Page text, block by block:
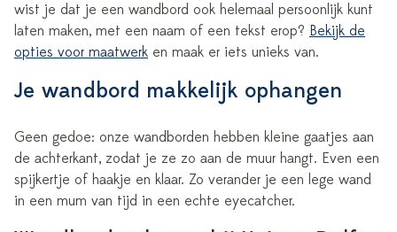
wist je dat je een wandbord ook helemaal persoonlijk kunt
laten maken, met een naam of een tekst erop? Bekijk de
opties voor maatwerk en maak er iets unieks van.
Je wandbord makkelijk ophangen
Geen gedoe: onze wandborden hebben kleine gaatjes aan
de achterkant, zodat je ze zo aan de muur hangt. Even een
spijkertje of haakje en klaar. Zo verander je een lege wand
in een mum van tijd in een echte eyecatcher.